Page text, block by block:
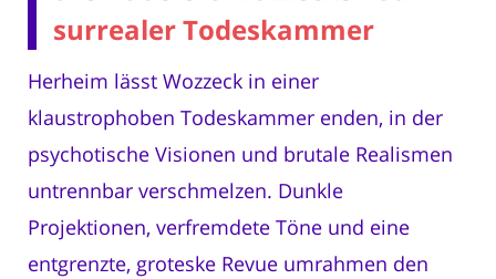
surrealer Todeskammer
Herheim lässt Wozzeck in einer
klaustrophoben Todeskammer enden, in der
psychotische Visionen und brutale Realismen
untrennbar verschmelzen. Dunkle
Projektionen, verfremdete Töne und eine
entgrenzte, groteske Revue umrahmen den